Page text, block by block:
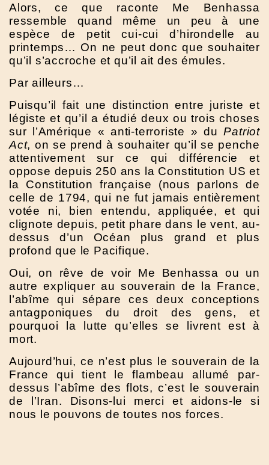
Alors, ce que raconte Me Benhassa
ressemble quand même un peu à une
espèce de petit cui-cui d’hirondelle au
printemps… On ne peut donc que souhaiter
qu’il s’accroche et qu’il ait des émules.
Par ailleurs…
Puisqu’il fait une distinction entre juriste et
légiste et qu’il a étudié deux ou trois choses
sur l’Amérique « anti-terroriste » duPatriot
Act, on se prend à souhaiter qu’il se penche
attentivement sur ce qui différencie et
oppose depuis 250 ans la Constitution US et
la Constitution française (nous parlons de
celle de 1794, qui ne fut jamais entièrement
votée ni, bien entendu, appliquée, et qui
clignote depuis, petit phare dans le vent, au-
dessus d’un Océan plus grand et plus
profond que le Pacifique.
Oui, on rêve de voir Me Benhassa ou un
autre expliquer au souverain de la France,
l’abîme qui sépare ces deux conceptions
antagponiques du droit des gens, et
pourquoi la lutte qu’elles se livrent est à
mort.
Aujourd’hui, ce n’est plus le souverain de la
France qui tient le flambeau allumé par-
dessus l’abîme des flots, c’est le souverain
de l’Iran. Disons-lui merci et aidons-le si
nous le pouvons de toutes nos forces.